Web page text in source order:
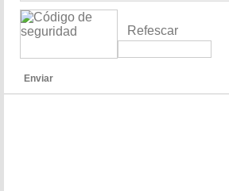
Refescar
Enviar